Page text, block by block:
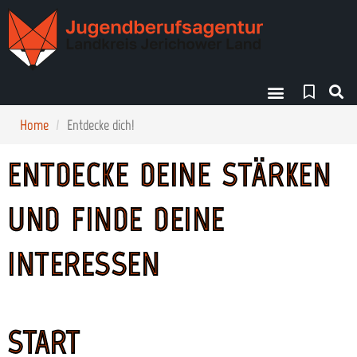
Home Entdecke dich!
ENTDECKE DEINE STÄRKEN
UND FINDE DEINE
INTERESSEN
START